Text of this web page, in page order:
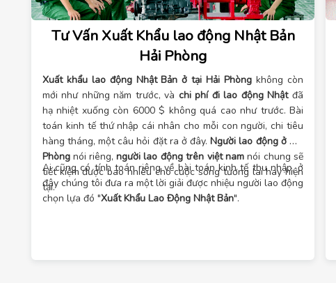
Tư Vấn Xuất Khẩu lao động Nhật Bản
Hải Phòng
Xuất khẩu lao động Nhật Bản ở tại Hải Phòng không còn
mới như những năm trước, và chi phí đi lao động Nhậtđã
hạ nhiệt xuống còn 6000 $ không quá cao như trước. Bài
toán kinh tế thứ nhập cái nhân cho mỗi con người, chi tiêu
hàng tháng, một câu hỏi đặt ra ở đây. Người lao động ở Hải
Phòng nói riêng, người lao động trên việt nam nói chung sẽ
tiết kiệm được bao nhiêu cho cuộc sống tương lai hay hiện
tại.
Ai cũng có tính toán riêng về bài toán kinh tế thu nhập, ở
đây chúng tôi đưa ra một lời giải được nhiệu người lao động
chọn lựa đó "Xuất Khẩu Lao Động Nhật Bản".